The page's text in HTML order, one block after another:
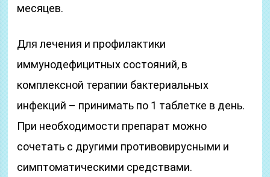
месяцев.
Для лечения и профилактики
иммунодефицитных состояний, в
комплексной терапии бактериальных
инфекций – принимать по 1 таблетке в день.
При необходимости препарат можно
сочетать с другими противовирусными и
симптоматическими средствами.